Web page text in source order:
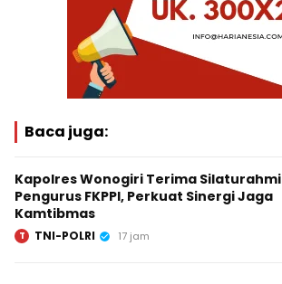
Baca juga:
Kapolres Wonogiri Terima Silaturahmi
Pengurus FKPPI, Perkuat Sinergi Jaga
Kamtibmas
T TNI-POLRI 17 jam